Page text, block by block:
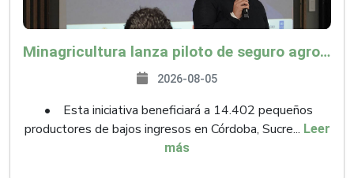
Minagricultura lanza piloto de seguro agropecuario por $9.625 millones para proteger a más de 14.000 pequeños productores contra riesgos del Fenómeno de El Niño
2026-08-05
• Esta iniciativa beneficiará a 14.402 pequeños
productores de bajos ingresos en Córdoba, Sucre... Leer
más